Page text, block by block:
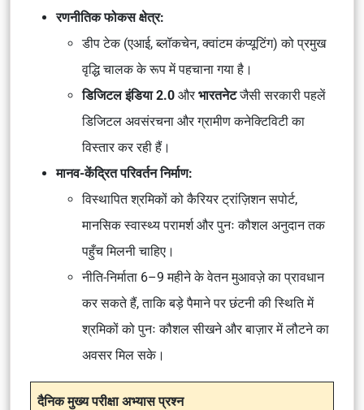
रणनीतिक फोकस क्षेत्र:
डीप टेक (एआई, ब्लॉकचेन, क्वांटम कंप्यूटिंग) को प्रमुख
वृद्धि चालक के रूप में पहचाना गया है।
डिजिटल इंडिया 2.0 और भारतनेटजैसी सरकारी पहलें
डिजिटल अवसंरचना और ग्रामीण कनेक्टिविटी का
विस्तार कर रही हैं।
मानव-केंद्रित परिवर्तन निर्माण:
विस्थापित श्रमिकों कोकैरियर ट्रांज़िशन सपोर्ट,
मानसिक स्वास्थ्य परामर्श और पुनः कौशल अनुदानतक
पहुँच मिलनी चाहिए।
नीति-निर्माता 6–9 महीने के वेतन मुआवज़ेका प्रावधान
कर सकते हैं, ताकि बड़े पैमाने पर छंटनी की स्थिति में
श्रमिकों कोपुनः कौशल सीखने और बाज़ार में लौटनेका
अवसर मिल सके।
दैनिक मुख्य परीक्षा अभ्यास प्रश्न